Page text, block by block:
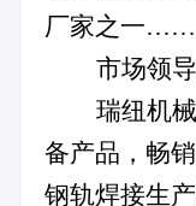
厂家之一……
市场领
瑞纽机
备产品，畅
钢轨焊接生